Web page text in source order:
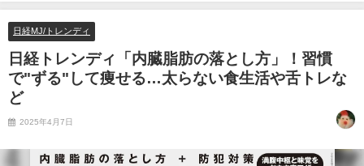
とし方」！習慣で"ずる"して痩せる…太らない食生活や舌トレなど
日経MJ/トレンディ
日経トレンディ「内臓脂肪の落とし方」！習慣
で"ずる"して痩せる…太らない食生活や舌トレな
ど
2025年4月7日